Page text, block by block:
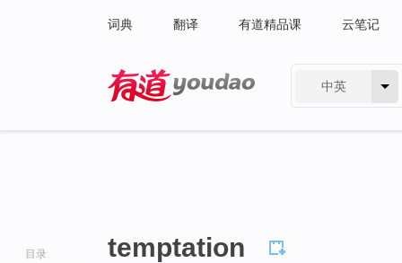
词典 翻译 有道精品课 云笔记
中英
目录 temptation